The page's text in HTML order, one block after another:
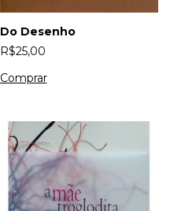
Do Desenho
R$25,00